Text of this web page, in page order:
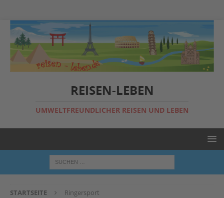
REISEN-LEBEN
UMWELTFREUNDLICHER REISEN UND LEBEN
STARTSEITE Ringersport